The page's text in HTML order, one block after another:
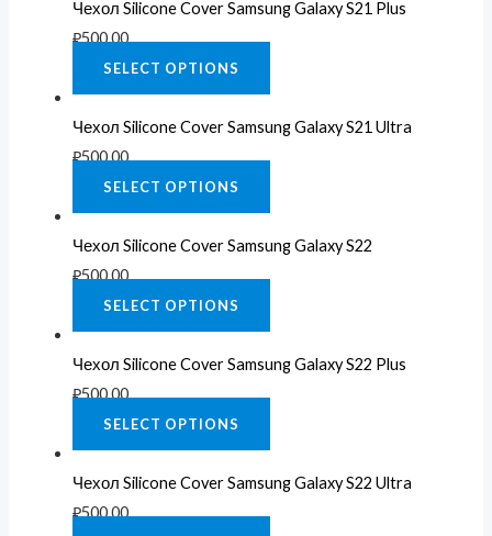
Чехол Silicone Cover Samsung Galaxy S21 Plus
₽500.00
SELECT OPTIONS
Чехол Silicone Cover Samsung Galaxy S21 Ultra
₽500.00
SELECT OPTIONS
Чехол Silicone Cover Samsung Galaxy S22
₽500.00
SELECT OPTIONS
Чехол Silicone Cover Samsung Galaxy S22 Plus
₽500.00
SELECT OPTIONS
Чехол Silicone Cover Samsung Galaxy S22 Ultra
₽500.00